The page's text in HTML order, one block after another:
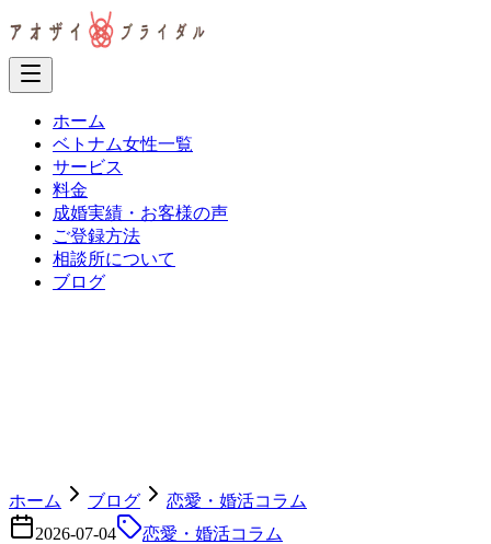
ホーム
ベトナム女性一覧
サービス
料金
成婚実績・お客様の声
ご登録方法
相談所について
ブログ
ホーム ブログ
恋愛・婚活コラム
2026-07-04
恋愛・婚活コラム